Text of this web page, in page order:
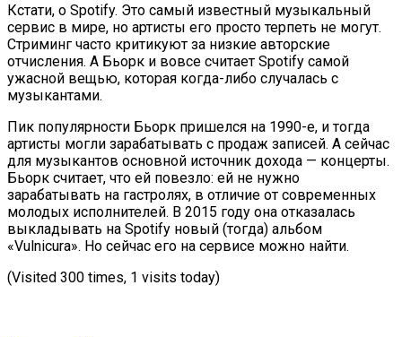
Кстати, о Spotify. Это самый известный музыкальный
сервис в мире, но артисты его просто терпеть не могут.
Стриминг часто критикуют за низкие авторские
отчисления. А Бьорк и вовсе считает Spotify самой
ужасной вещью, которая когда-либо случалась с
музыкантами.
Пик популярности Бьорк пришелся на 1990-е, и тогда
артисты могли зарабатывать с продаж записей. А сейчас
для музыкантов основной источник дохода — концерты.
Бьорк считает, что ей повезло: ей не нужно
зарабатывать на гастролях, в отличие от современных
молодых исполнителей. В 2015 году она отказалась
выкладывать на Spotify новый (тогда) альбом
«Vulnicura». Но сейчас его на сервисе можно найти.
(Visited 300 times, 1 visits today)